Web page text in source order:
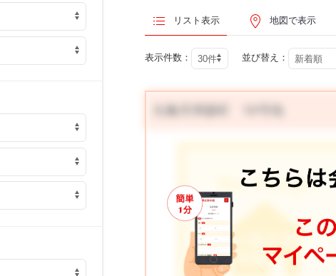
リスト表示 地図で表示
表示件数： 並び替え：